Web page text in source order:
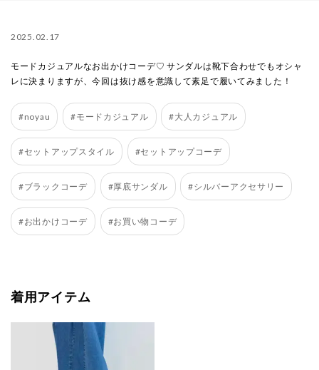
2025.02.17
モードカジュアルなお出かけコーデ♡ サンダルは靴下合わせでもオシャ
レに決まりますが、今回は抜け感を意識して素足で履いてみました！
#noyau #モードカジュアル #大人カジュアル
#セットアップスタイル #セットアップコーデ
#ブラックコーデ #厚底サンダル #シルバーアクセサリー
#お出かけコーデ #お買い物コーデ
着用アイテム